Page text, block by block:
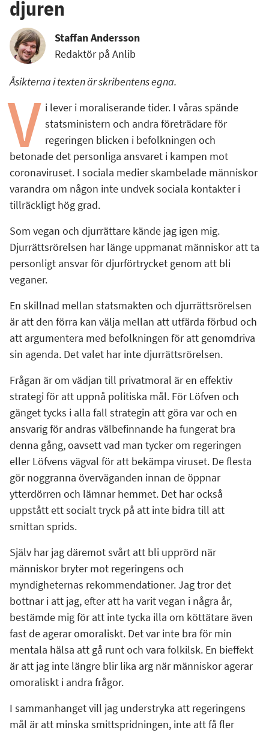
djuren
Staffan Andersson
Redaktör på Anlib
Åsikterna i texten är skribentens egna.
V i lever i moraliserande tider. I våras spände
statsministern och andra företrädare för
regeringen blicken i befolkningen och
betonade det personliga ansvaret i kampen mot
coronaviruset. I sociala medier skambelade människor
varandra om någon inte undvek sociala kontakter i
tillräckligt hög grad.
Som vegan och djurrättare kände jag igen mig.
Djurrättsrörelsen har länge uppmanat människor att ta
personligt ansvar för djurförtrycket genom att bli
veganer.
En skillnad mellan statsmakten och djurrättsrörelsen
är att den förra kan välja mellan att utfärda förbud och
att argumentera med befolkningen för att genomdriva
sin agenda. Det valet har inte djurrättsrörelsen.
Frågan är om vädjan till privatmoral är en effektiv
strategi för att uppnå politiska mål. För Löfven och
gänget tycks i alla fall strategin att göra var och en
ansvarig för andras välbefinnande ha fungerat bra
denna gång, oavsett vad man tycker om regeringen
eller Löfvens vägval för att bekämpa viruset. De flesta
gör noggranna överväganden innan de öppnar
ytterdörren och lämnar hemmet. Det har också
uppstått ett socialt tryck på att inte bidra till att
smittan sprids.
Själv har jag däremot svårt att bli upprörd när
människor bryter mot regeringens och
myndigheternas rekommendationer. Jag tror det
bottnar i att jag, efter att ha varit vegan i några år,
bestämde mig för att inte tycka illa om köttätare även
fast de agerar omoraliskt. Det var inte bra för min
mentala hälsa att gå runt och vara folkilsk. En bieffekt
är att jag inte längre blir lika arg när människor agerar
omoraliskt i andra frågor.
I sammanhanget vill jag understryka att regeringens
mål är att minska smittspridningen, inte att få fler